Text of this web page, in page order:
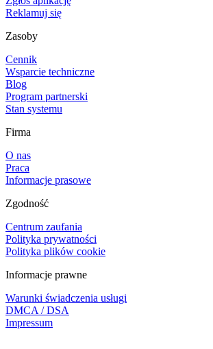
Reklamuj się
Zasoby
Cennik
Wsparcie techniczne
Blog
Program partnerski
Stan systemu
Firma
O nas
Praca
Informacje prasowe
Zgodność
Centrum zaufania
Polityka prywatności
Polityka plików cookie
Informacje prawne
Warunki świadczenia usługi
DMCA / DSA
Impressum